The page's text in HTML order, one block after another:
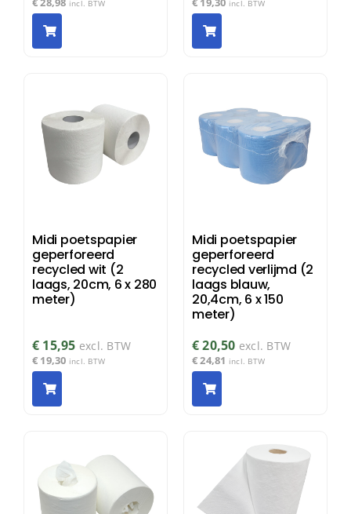
incl. BTW incl. BTW
Midi poetspapier
geperforeerd
recycled wit (2
laags, 20cm, 6 x 280
meter)
€ 15,95 excl. BTW
€ 19,30 incl. BTW
Midi poetspapier
geperforeerd
recycled verlijmd (2
laags blauw,
20,4cm, 6 x 150
meter)
€20,50 excl. BTW
€24,81 incl. BTW